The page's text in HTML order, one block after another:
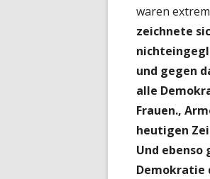
waren
zeichnete
und gegen
alle
Frauen.,
heutigen
Und
Demokratie